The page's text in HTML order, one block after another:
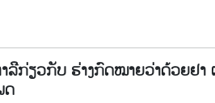
ລືກ່ຽວກັບ ຮ່າງກົດໝາຍວ່າດ້ວຍຢາ
ດ